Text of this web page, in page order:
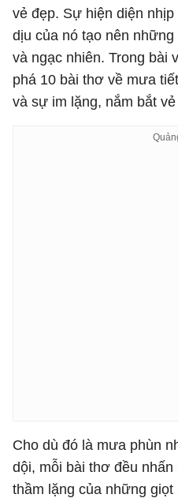
vẻ đẹp. Sự hiện diện
dịu của nó tạo nên
và ngạc nhiên. Trong bài
phá 10 bài thơ về mưa
và sự im lặng, nắm bắt
Cho dù đó là mưa phùn
dội, mỗi bài thơ đều
thầm lặng của những